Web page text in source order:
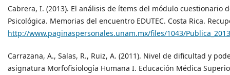
Cabrera, I. (2013). El análisis de ítems del módulo cuestionario
Psicológica. Memorias del encuentro EDUTEC. Costa Rica.
http://www.paginaspersonales.unam.mx/files/1043/
Carrazana, A., Salas, R., Ruiz, A. (2011). Nivel de dificultad y
asignatura Morfofisiología Humana I. Educación Médica